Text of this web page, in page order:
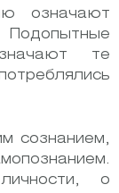
означают
те
сознанием,
о